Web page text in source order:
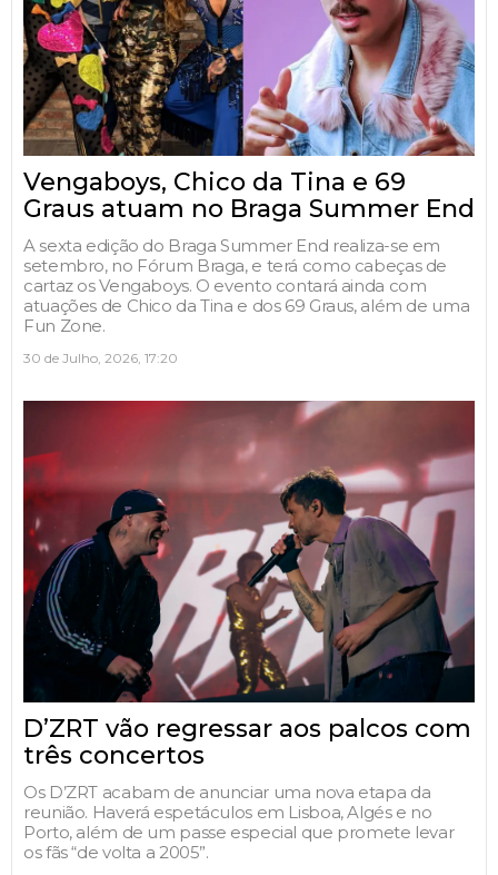
Vengaboys, Chico da Tina e 69
Graus atuam no Braga Summer End
A sexta edição do Braga Summer End realiza-se em
setembro, no Fórum Braga, e terá como cabeças de
cartaz os Vengaboys. O evento contará ainda com
atuações de Chico da Tina e dos 69 Graus, além de uma
Fun Zone.
30 de Julho, 2026, 17:20
D’ZRT vão regressar aos palcos com
três concertos
Os D’ZRT acabam de anunciar uma nova etapa da
reunião. Haverá espetáculos em Lisboa, Algés e no
Porto, além de um passe especial que promete levar
os fãs “de volta a 2005”.